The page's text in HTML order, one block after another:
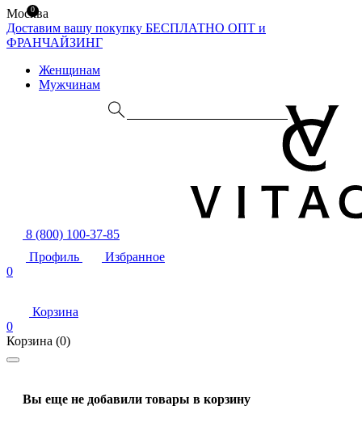
Москва
Доставим вашу покупку БЕСПЛАТНО ОПТ и
ФРАНЧАЙЗИНГ
Женщинам
Мужчинам
8 (800) 100-37-85
Профиль
Избранное
0
Корзина
0
Корзина (0)
Вы еще не добавили товары в корзину
0